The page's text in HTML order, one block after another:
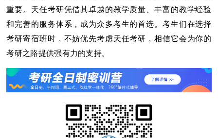
重要。天任考研凭借其卓越的教学质量、丰富的教学经验
和完善的服务体系，成为众多考生的首选。考生们在选择
考研寄宿班时，不妨优先考虑天任考研，相信它会为你的
考研之路提供强有力的支持。